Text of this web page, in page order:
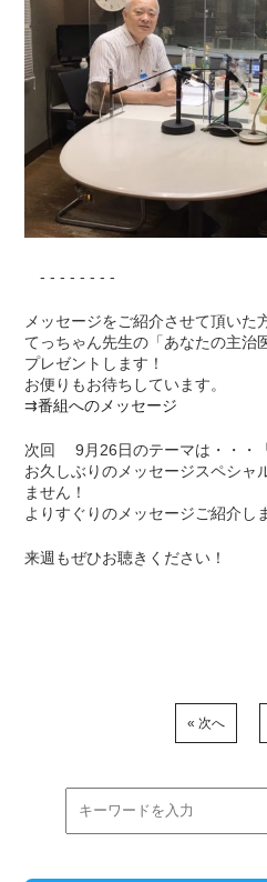
- - - - - - - -
メッセージをご紹介させて頂いた
てっちゃん先生の「あなたの主治
プレゼントします！
お便りもお待ちしています。
⇉番組へのメッセージ
次回 9月26日のテーマは・・・
お久しぶりのメッセージスペシャ
ません！
よりすぐりのメッセージご紹介し
来週もぜひお聴きください！
« 次へ